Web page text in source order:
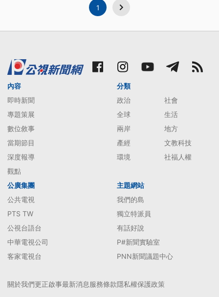
1
內容
即時新聞
專題策展
數位敘事
當期節目
深度報導
觀點
分類
政治
社會
全球
生活
兩岸
地方
產經
文教科技
環境
社福人權
公廣集團
公共電視
PTS TW
公視台語台
中華電視公司
客家電視台
主題網站
我們的島
獨立特派員
有話好說
P#新聞實驗室
PNN新聞議題中心
關於我們更正啟事最新消息服務條款隱私權保護政策